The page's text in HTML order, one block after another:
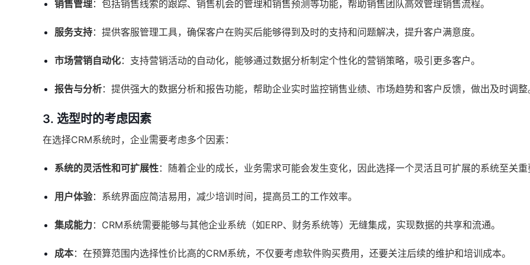
销售管理：包括销售线索的跟踪、销售机会的管理和销售预测等功能，帮助销售团队高效管理销售流程。
服务支持：提供客服管理工具，确保客户在购买后能够得到及时的支持和问题解决，提升客户满意度。
市场营销自动化：支持营销活动的自动化，能够通过数据分析制定个性化的营销策略，吸引更多客户。
报告与分析：提供强大的数据分析和报告功能，帮助企业实时监控销售业绩、市场趋势和客户反馈，做出及时调整
3. 选型时的考虑因素
在选择CRM系统时，企业需要考虑多个因素：
系统的灵活性和可扩展性：随着企业的成长，业务需求可能会发生变化，因此选择一个灵活且可扩展的系统至关重
用户体验：系统界面应简洁易用，减少培训时间，提高员工的工作效率。
集成能力：CRM系统需要能够与其他企业系统（如ERP、财务系统等）无缝集成，实现数据的共享和流通。
成本：在预算范围内选择性价比高的CRM系统，不仅要考虑软件购买费用，还要关注后续的维护和培训成本。